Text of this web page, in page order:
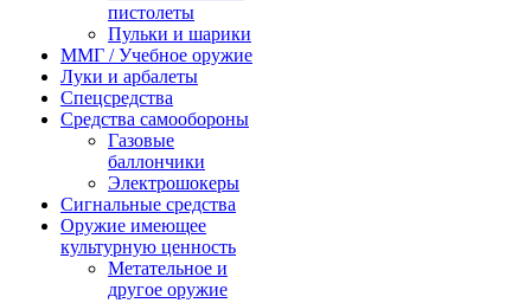
пистолеты
Пульки и шарики
ММГ / Учебное оружие
Луки и арбалеты
Спецсредства
Средства самообороны
Газовые
баллончики
Электрошокеры
Сигнальные средства
Оружие имеющее
культурную ценность
Метательное и
другое оружие